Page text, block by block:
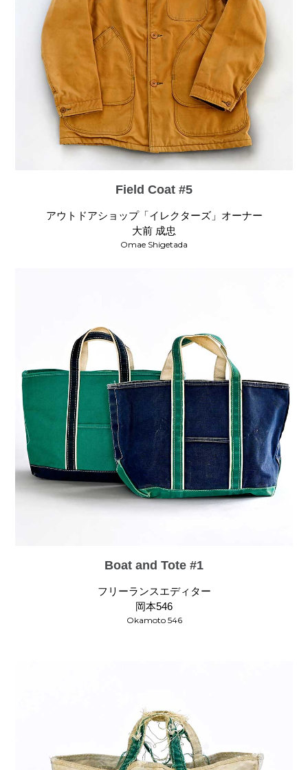
Field Coat #5
アウトドアショップ「イレクターズ」オーナー
大前 成忠
Omae Shigetada
Boat and Tote #1
フリーランスエディター
岡本546
Okamoto 546